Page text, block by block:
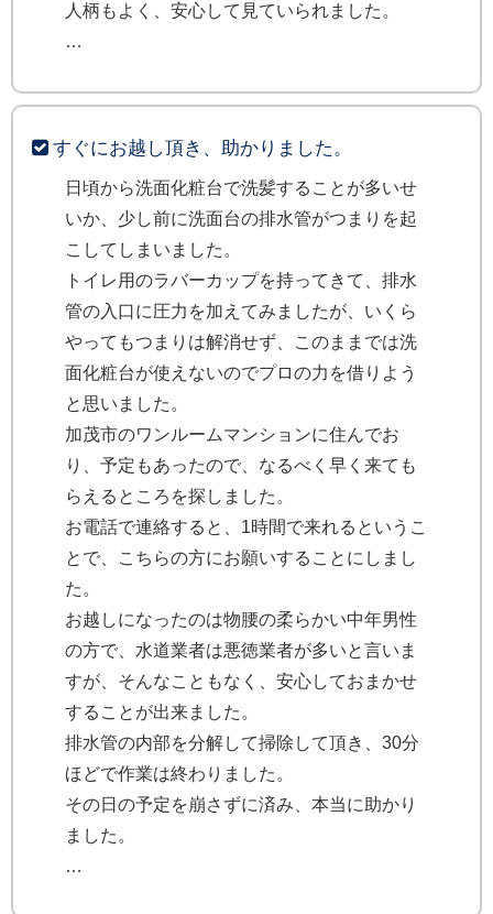
人柄もよく、安心して見ていられました。
すぐにお越し頂き、助かりました。
日頃から洗面化粧台で洗髪することが多いせ
いか、少し前に洗面台の排水管がつまりを起
こしてしまいました。
トイレ用のラバーカップを持ってきて、排水
管の入口に圧力を加えてみましたが、いくら
やってもつまりは解消せず、このままでは洗
面化粧台が使えないのでプロの力を借りよう
と思いました。
加茂市のワンルームマンションに住んでお
り、予定もあったので、なるべく早く来ても
らえるところを探しました。
お電話で連絡すると、1時間で来れるというこ
とで、こちらの方にお願いすることにしまし
た。
お越しになったのは物腰の柔らかい中年男性
の方で、水道業者は悪徳業者が多いと言いま
すが、そんなこともなく、安心しておまかせ
することが出来ました。
排水管の内部を分解して掃除して頂き、30分
ほどで作業は終わりました。
その日の予定を崩さずに済み、本当に助かり
ました。